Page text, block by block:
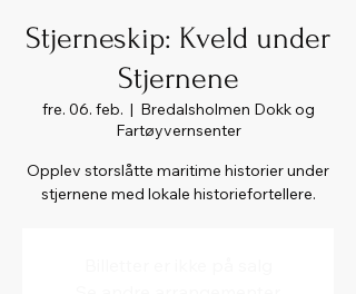
Stjerneskip: Kveld under
Stjernene
fre. 06. feb.
  |
Bredalsholmen Dokk og
Fartøyvernsenter
Opplev storslåtte maritime historier under
stjernene med lokale historiefortellere.